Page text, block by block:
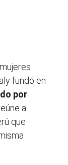
fundó en
por
a
que